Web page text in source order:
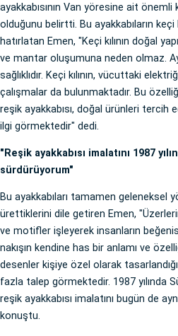
ayakkabısının Van yöresine ait önemli
olduğunu belirtti. Bu ayakkabıların keçi
hatırlatan Emen, "Keçi kılının doğal
ve mantar oluşumuna neden olmaz.
sağlıklıdır. Keçi kılının, vücuttaki
çalışmalar da bulunmaktadır. Bu
reşik ayakkabısı, doğal ürünleri tercih
ilgi görmektedir" dedi.
"Reşik ayakkabısı imalatını 1987
sürdürüyorum"
Bu ayakkabıları tamamen geleneksel
ürettiklerini dile getiren Emen,
ve motifler işleyerek insanların
nakışın kendine has bir anlamı ve
desenler kişiye özel olarak
fazla talep görmektedir. 1987 yılında
reşik ayakkabısı imalatını bugün de
konuştu.